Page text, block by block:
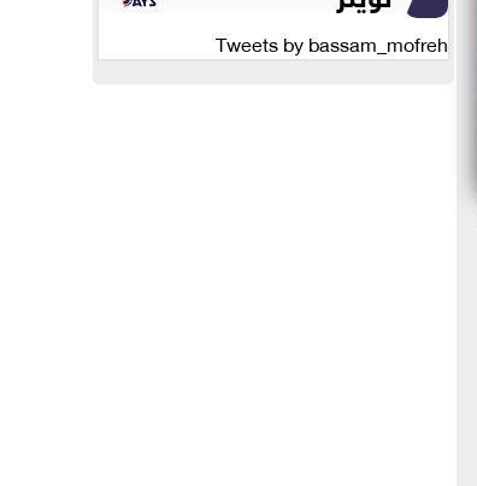
Tweets by bassam_mofreh